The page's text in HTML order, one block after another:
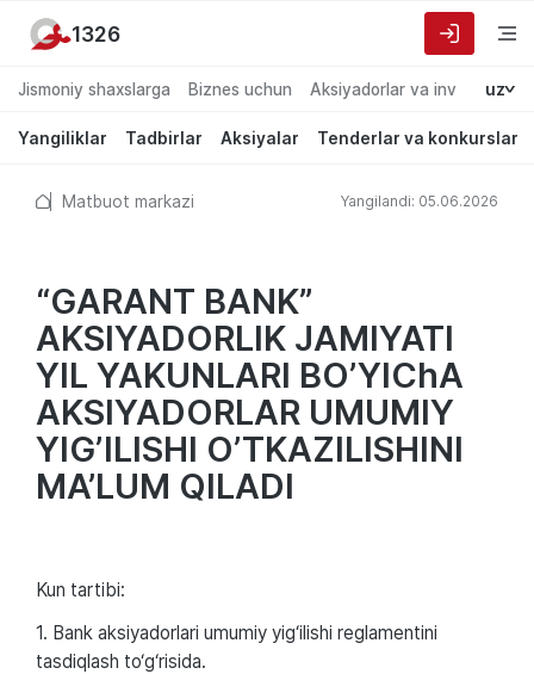
Jismoniy shaxslarga Biznes uchun Aksiyadorlar va investorlarga
uz
Yangiliklar Tadbirlar Aksiyalar Tenderlar va konkurslar
1326
Matbuot markazi Yangilandi: 05.06.2026
“GАRАNT BАNK”
AKSIYADORLIK JAMIYATI
YIL YAKUNLАRI BOʼYIChА
AKSIYADORLАR UMUMIY
YIGʼILISHI OʼTKАZILISHINI
MА’LUM QILАDI
Kun tartibi:
1. Bank aksiyadorlari umumiy yig‘ilishi reglamentini
tasdiqlash to‘g‘risida.